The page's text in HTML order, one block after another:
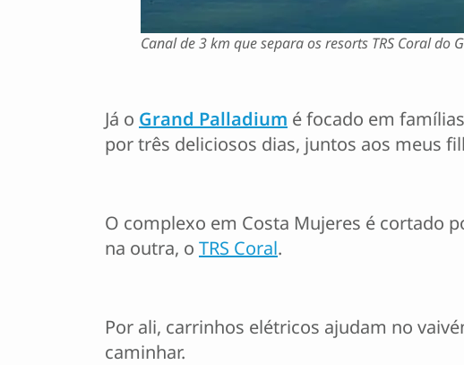
Canal de 3 km que separa os resorts TRS Coral
Já o Grand Palladium é focado em
por três deliciosos dias, juntos aos meus
O complexo em Costa Mujeres é cortado
na outra, o TRS Coral.
Por ali, carrinhos elétricos ajudam no
caminhar.